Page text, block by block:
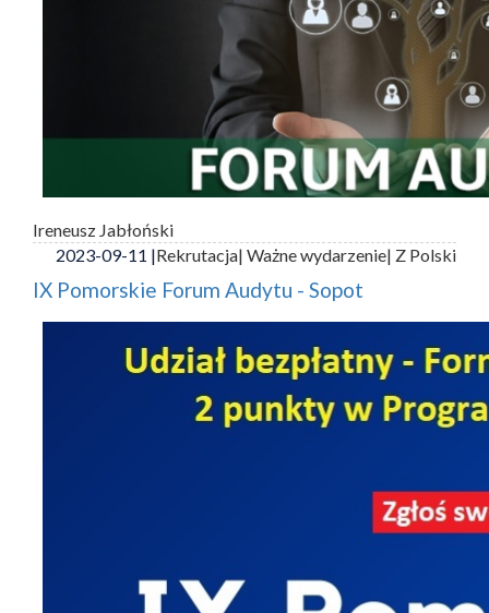
Ireneusz Jabłoński
2023-09-11 |Rekrutacja| Ważne wydarzenie| Z Polski
IX Pomorskie Forum Audytu - Sopot